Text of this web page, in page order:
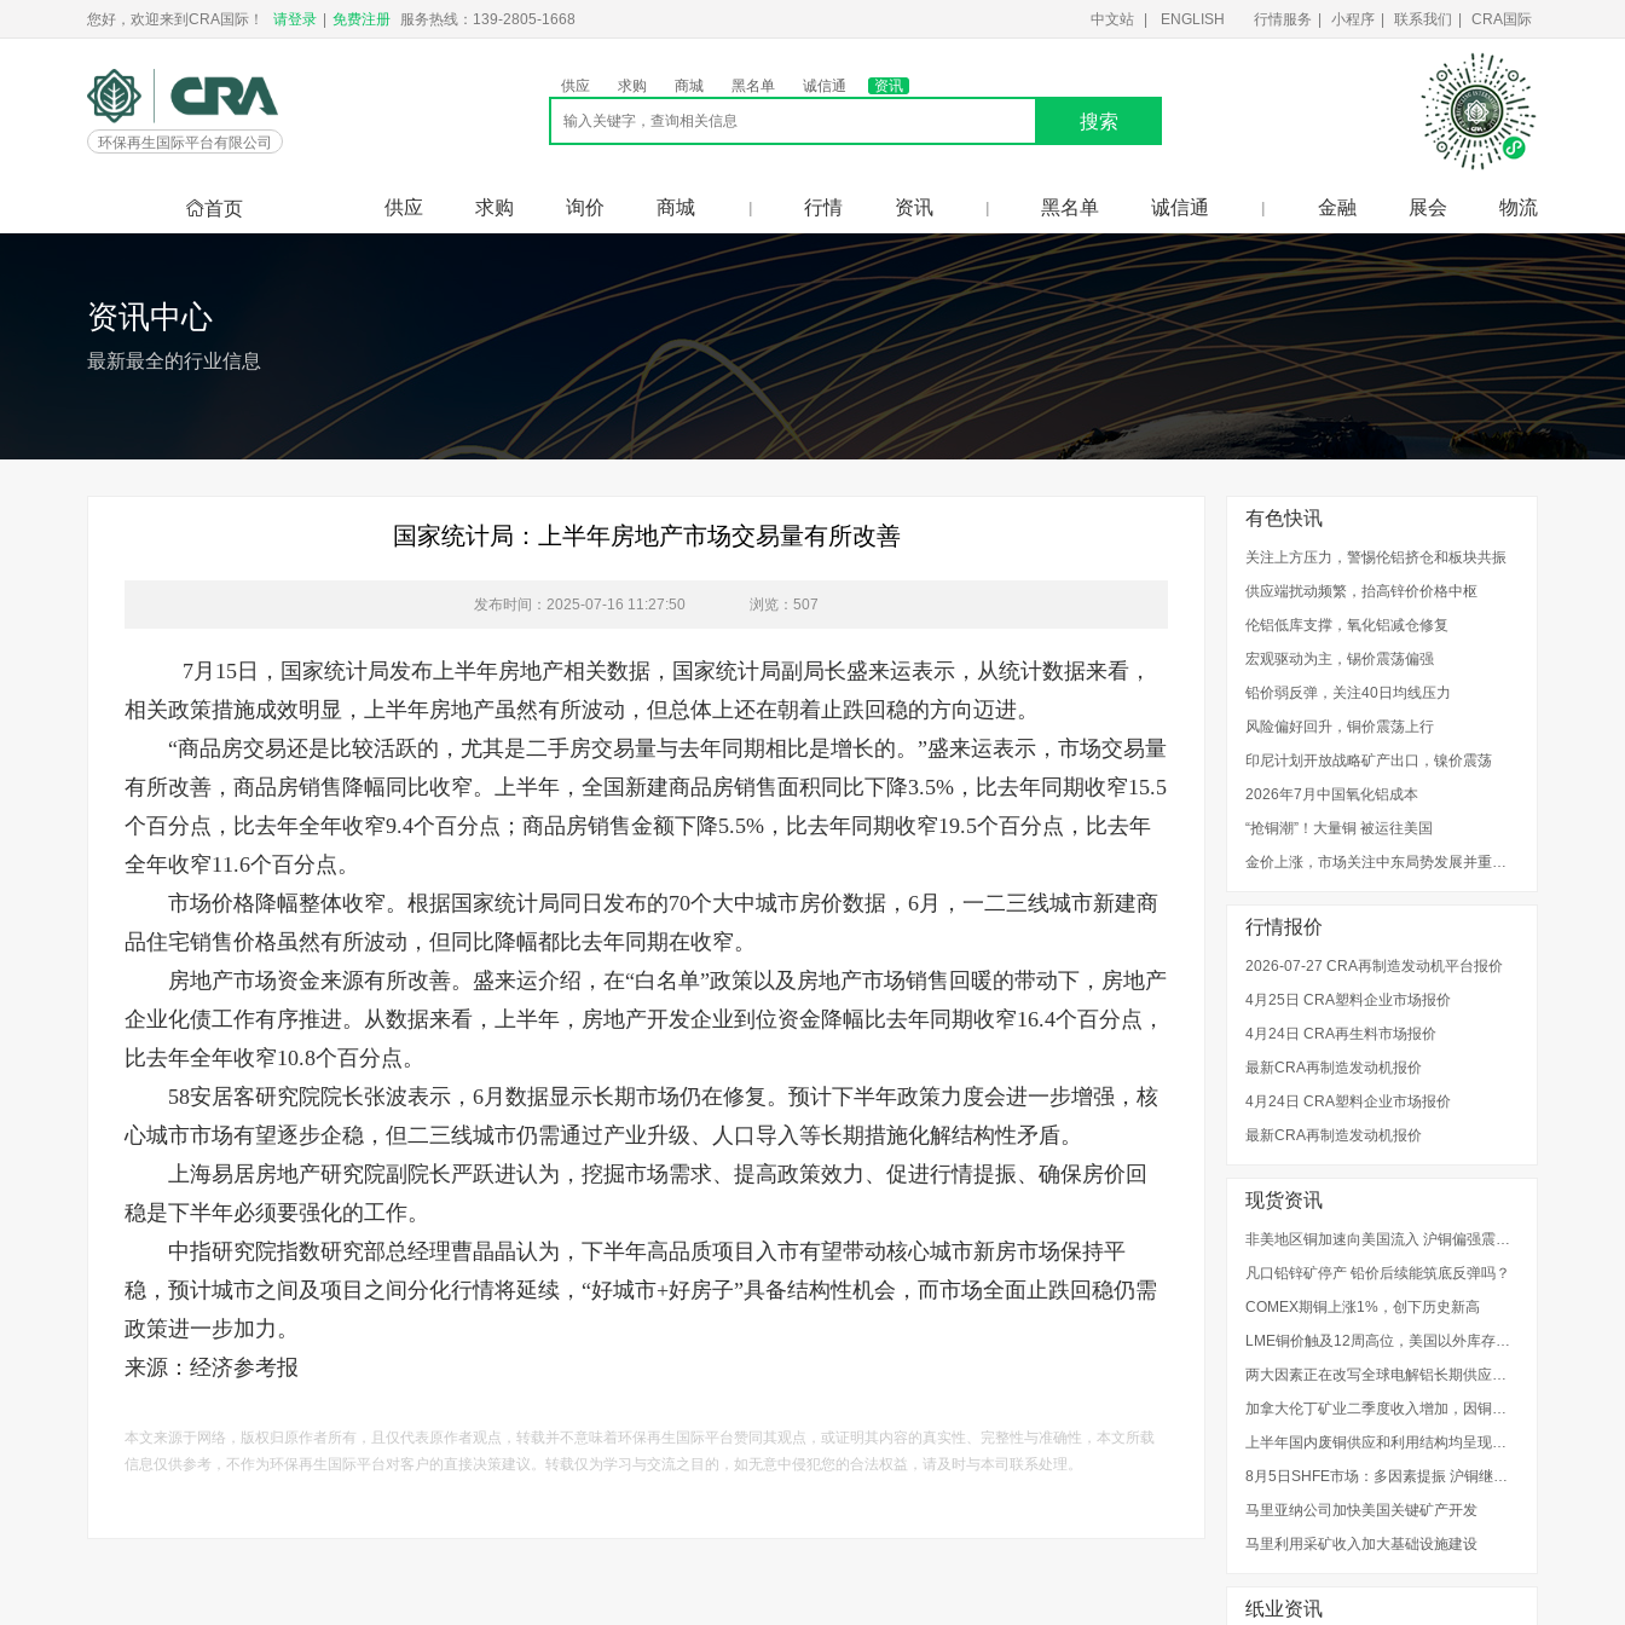
您好，欢迎来到CRA国际！ 请登录 免费注册 服务热线：139-2805-1668 中文站 ENGLISH 行情服务 小程序 联系我们 CRA国际
环保再生国际平台有限公司
供应 求购 商城 黑名单 诚信通 资讯
搜索
首页 供应 求购 询价 商城 行情 资讯 黑名单 诚信通 金融 展会 物流
资讯中心
最新最全的行业信息
国家统计局：上半年房地产市场交易量有所改善
发布时间：2025-07-16 11:27:50 浏览 ：507
7月15日，国家统计局发布上半年房地产相关数据，国家统计局副局长盛来运表示，从统计数据来看，
相关政策措施成效明显，上半年房地产虽然有所波动，但总体上还在朝着止跌回稳的方向迈进。
“商品房交易还是比较活跃的，尤其是二手房交易量与去年同期相比是增长的。”盛来运表示，市场交易量
有所改善，商品房销售降幅同比收窄。上半年，全国新建商品房销售面积同比下降3.5%，比去年同期收窄15.5
个百分点，比去年全年收窄9.4个百分点；商品房销售金额下降5.5%，比去年同期收窄19.5个百分点，比去年
全年收窄11.6个百分点。
市场价格降幅整体收窄。根据国家统计局同日发布的70个大中城市房价数据，6月，一二三线城市新建商
品住宅销售价格虽然有所波动，但同比降幅都比去年同期在收窄。
房地产市场资金来源有所改善。盛来运介绍，在“白名单”政策以及房地产市场销售回暖的带动下，房地产
企业化债工作有序推进。从数据来看，上半年，房地产开发企业到位资金降幅比去年同期收窄16.4个百分点，
比去年全年收窄10.8个百分点。
58安居客研究院院长张波表示，6月数据显示长期市场仍在修复。预计下半年政策力度会进一步增强，核
心城市市场有望逐步企稳，但二三线城市仍需通过产业升级、人口导入等长期措施化解结构性矛盾。
上海易居房地产研究院副院长严跃进认为，挖掘市场需求、提高政策效力、促进行情提振、确保房价回
稳是下半年必须要强化的工作。
中指研究院指数研究部总经理曹晶晶认为，下半年高品质项目入市有望带动核心城市新房市场保持平
稳，预计城市之间及项目之间分化行情将延续，“好城市+好房子”具备结构性机会，而市场全面止跌回稳仍需
政策进一步加力。
来源：经济参考报
本文来源于网络，版权归原作者所有，且仅代表原作者观点，转载并不意味着环保再生国际平台赞同其观点，或证明其内容的真实性、完整性与准确性，本文所载
信息仅供参考，不作为环保再生国际平台对客户的直接决策建议。转载仅为学习与交流之目的，如无意中侵犯您的合法权益，请及时与本司联系处理。
有色快讯
关注上方压力，警惕伦铝挤仓和板块共振
供应端扰动频繁，抬高锌价价格中枢
伦铝低库支撑，氧化铝减仓修复
宏观驱动为主，锡价震荡偏强
铅价弱反弹，关注40日均线压力
风险偏好回升，铜价震荡上行
印尼计划开放战略矿产出口，镍价震荡
2026年7月中国氧化铝成本
“抢铜潮”！大量铜 被运往美国
金价上涨，市场关注中东局势发展并重新评估利率预期
行情报价
2026-07-27 CRA再制造发动机平台报价
4月25日 CRA塑料企业市场报价
4月24日 CRA再生料市场报价
最新CRA再制造发动机报价
4月24日 CRA塑料企业市场报价
最新CRA再制造发动机报价
现货资讯
非美地区铜加速向美国流入 沪铜偏强震荡的走势会延续吗？
凡口铅锌矿停产 铅价后续能筑底反弹吗？
COMEX期铜上涨1%，创下历史新高
LME铜价触及12周高位，美国以外库存趋紧
两大因素正在改写全球电解铝长期供应格局
加拿大伦丁矿业二季度收入增加，因铜金价格上涨
上半年国内废铜供应和利用结构均呈现明显分化
8月5日SHFE市场：多因素提振 沪铜继续走高
马里亚纳公司加快美国关键矿产开发
马里利用采矿收入加大基础设施建设
纸业资讯